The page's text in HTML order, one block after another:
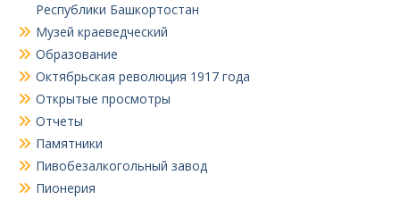
Республики Башкортостан
Музей краеведческий
Образование
Октябрьская революция 1917 года
Открытые просмотры
Отчеты
Памятники
Пивобезалкогольный завод
Пионерия